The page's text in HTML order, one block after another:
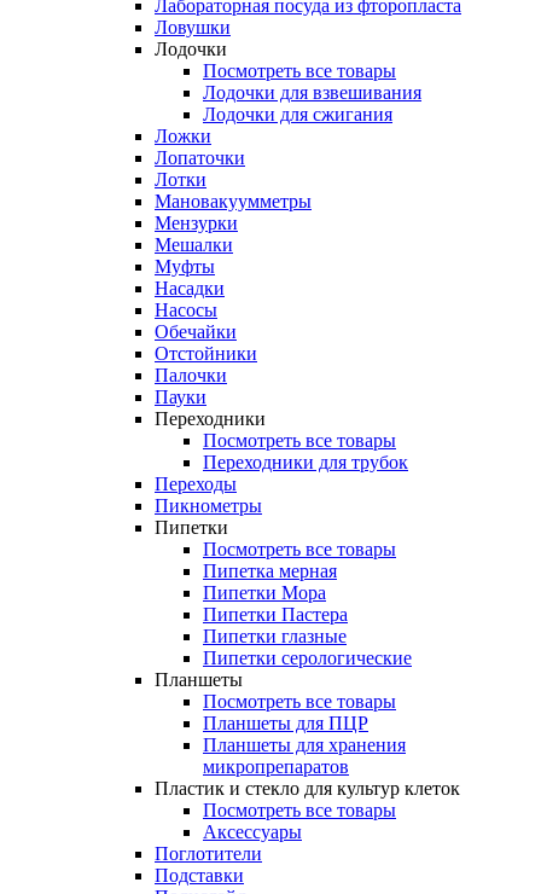
Лабораторная посуда из фторопласта
Ловушки
Лодочки
Посмотреть все товары
Лодочки для взвешивания
Лодочки для сжигания
Ложки
Лопаточки
Лотки
Мановакуумметры
Мензурки
Мешалки
Муфты
Насадки
Насосы
Обечайки
Отстойники
Палочки
Пауки
Переходники
Посмотреть все товары
Переходники для трубок
Переходы
Пикнометры
Пипетки
Посмотреть все товары
Пипетка мерная
Пипетки Мора
Пипетки Пастера
Пипетки глазные
Пипетки серологические
Планшеты
Посмотреть все товары
Планшеты для ПЦР
Планшеты для хранения
микропрепаратов
Пластик и стекло для культур клеток
Посмотреть все товары
Аксессуары
Поглотители
Подставки